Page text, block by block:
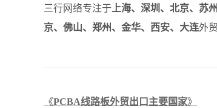
三行网络专注于 上海、深圳、北京、苏
京、佛山、郑州、金华、西安、大连外
《PCBA线路板外贸出口主要国家》